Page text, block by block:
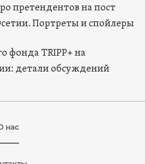
претендентов на пост
Портреты и спойлеры
фонда TRIPP+ на
детали обсуждений
нас